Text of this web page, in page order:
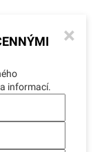
×
informací.